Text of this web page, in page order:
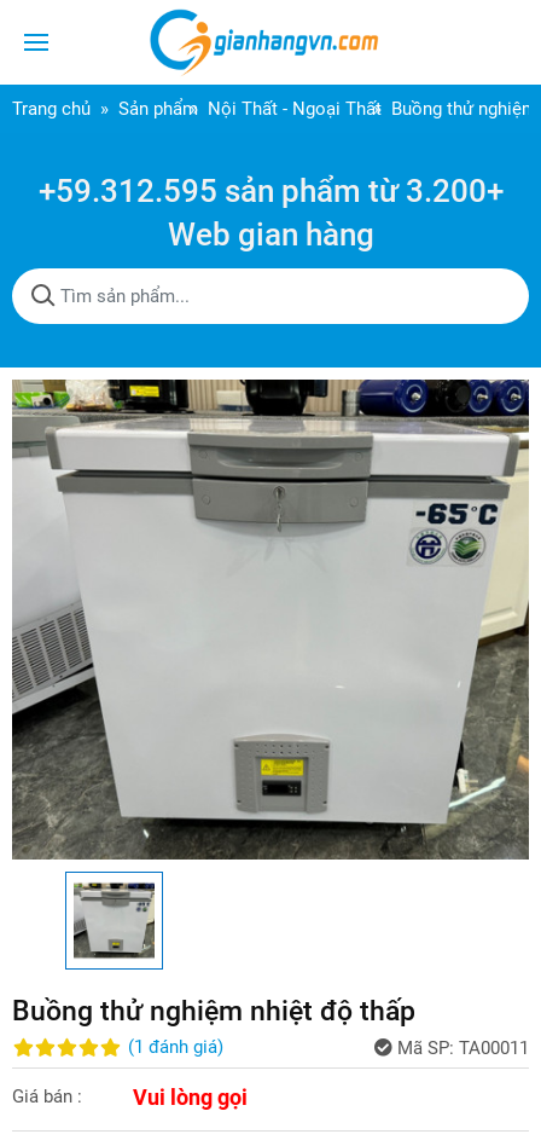
Trang chủ Sản phẩm Nội Thất - Ngoại Thất Buồng thử
+59.312.595 sản phẩm từ 3.200+
Web gian hàng
Buồng thử nghiệm nhiệt độ thấp
(1 đánh giá) Mã SP: TA00011
Giá bán : Vui lòng gọi